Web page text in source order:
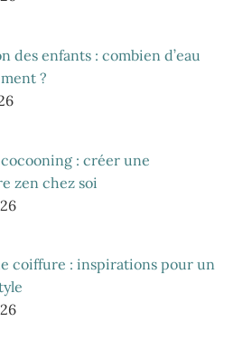
des enfants : combien d’eau
?
: créer une
zen chez soi
coiffure : inspirations pour un